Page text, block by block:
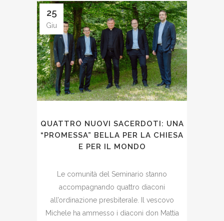
25
Giu
QUATTRO NUOVI SACERDOTI: UNA
“PROMESSA” BELLA PER LA CHIESA
E PER IL MONDO
Le comunità del Seminario stanno
accompagnando quattro diaconi
all’ordinazione presbiterale. Il vescovo
Michele ha ammesso i diaconi don Mattia